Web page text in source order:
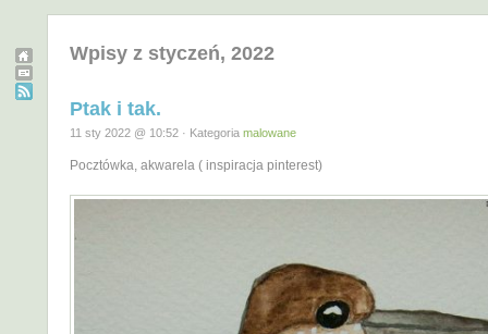
Wpisy z styczeń, 2022
Ptak i tak.
11 sty 2022 @ 10:52 · Kategoria malowane
Pocztówka, akwarela ( inspiracja pinterest)